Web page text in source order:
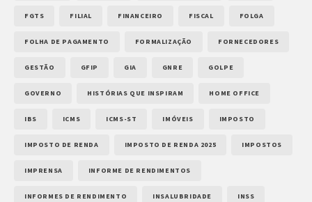
FGTS FILIAL FINANCEIRO FISCAL FOLGA
FOLHA DE PAGAMENTO FORMALIZAÇÃO FORNECEDORES
GESTÃO GFIP GIA GNRE GOLPE
GOVERNO HISTÓRIAS QUE INSPIRAM HOME OFFICE
IBS ICMS ICMS-ST IMÓVEIS IMPOSTO
IMPOSTO DE RENDA IMPOSTO DE RENDA 2025 IMPOSTOS
IMPRENSA INFORME DE RENDIMENTOS
INFORMES DE RENDIMENTO INSALUBRIDADE INSS